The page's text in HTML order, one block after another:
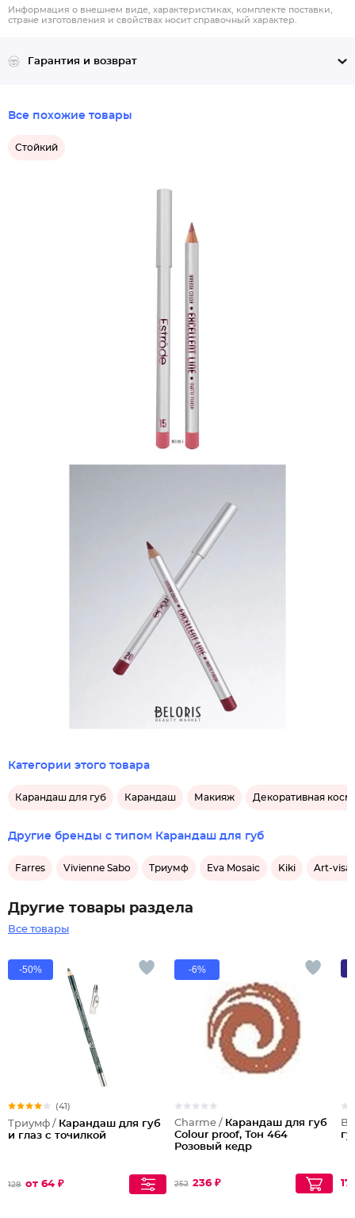
Информация о внешнем виде, характеристиках, комплекте поставки,
стране изготовления и свойствах носит справочный характер.
Гарантия и возврат
Все похожие товары
Стойкий
Категории этого товара
Карандаш для губ Карандаш Макияж Декоративная
Другие бренды с типом Карандаш для губ
Farres Vivienne Sabo Триумф Eva Mosaic Kiki Art-
Другие товары раздела
Все товары
-50%
(41)
Триумф / Карандаш для губ
и глаз с точилкой
128 от 64 ₽
-6%
Charme / Карандаш для губ
Colour proof, Тон 464
Розовый кедр
252 236 ₽